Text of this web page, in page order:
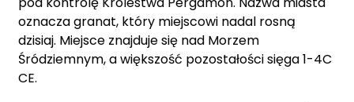
oznacza granat, który miejscowi nadal rosną
dzisiaj. Miejsce znajduje się nad Morzem
Śródziemnym, a większość pozostałości sięga 1-4C
CE.